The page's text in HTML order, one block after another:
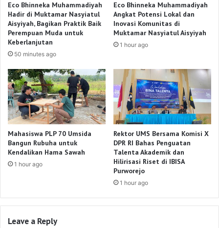
Eco Bhinneka Muhammadiyah
Hadir di Muktamar Nasyiatul
Aisyiyah, Bagikan Praktik Baik
Perempuan Muda untuk
Keberlanjutan
50 minutes ago
Eco Bhinneka Muhammadiyah
Angkat Potensi Lokal dan
Inovasi Komunitas di
Muktamar Nasyiatul Aisyiyah
1 hour ago
Mahasiswa PLP 70 Umsida
Bangun Rubuha untuk
Kendalikan Hama Sawah
1 hour ago
Rektor UMS Bersama Komisi X
DPR RI Bahas Penguatan
Talenta Akademik dan
Hilirisasi Riset di IBISA
Purworejo
1 hour ago
Leave a Reply